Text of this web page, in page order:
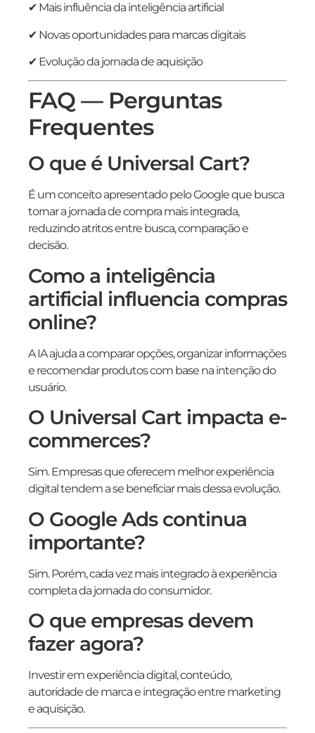
✔ Mais influência da inteligência artificial
✔ Novas oportunidades para marcas digitais
✔ Evolução da jornada de aquisição
FAQ — Perguntas
Frequentes
O que é Universal Cart?
É um conceito apresentado pelo Google que busca
tornar a jornada de compra mais integrada,
reduzindo atritos entre busca, comparação e
decisão.
Como a inteligência
artificial influencia compras
online?
A IA ajuda a comparar opções, organizar informações
e recomendar produtos com base na intenção do
usuário.
O Universal Cart impacta e-
commerces?
Sim. Empresas que oferecem melhor experiência
digital tendem a se beneficiar mais dessa evolução.
O Google Ads continua
importante?
Sim. Porém, cada vez mais integrado à experiência
completa da jornada do consumidor.
O que empresas devem
fazer agora?
Investir em experiência digital, conteúdo,
autoridade de marca e integração entre marketing
e aquisição.